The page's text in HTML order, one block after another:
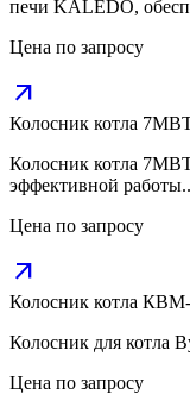
печи KALEDO,
Цена по запросу
arrow_outward
Колосник котла
Колосник котла
эффективной
Цена по запросу
arrow_outward
Колосник котла
Колосник для котла
Цена по запросу